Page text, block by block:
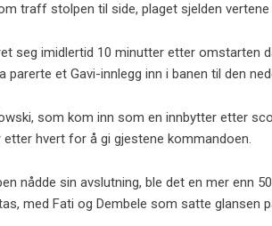
traff stolpen til side, plaget sjelden
seg imidlertid 10 minutter etter omstarten
parerte et Gavi-innlegg inn i banen til den
som kom inn som en innbytter etter
etter hvert for å gi gjestene kommandoen.
nådde sin avslutning, ble det en mer enn
med Fati og Dembele som satte glansen